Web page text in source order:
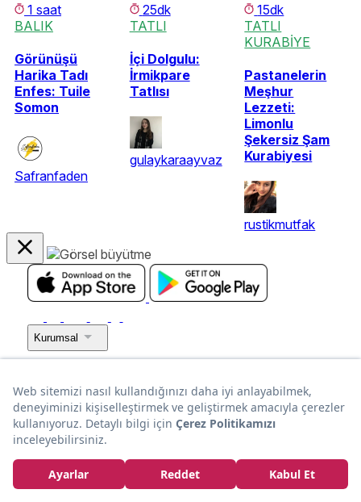
1 saat
BALIK
Görünüşü
Harika Tadı
Enfes: Tuile
Somon
Safranfaden
25dk
TATLI
İçi Dolgulu:
İrmikpare
Tatlısı
gulaykaraayvaz
15dk
TATLI
KURABİYE
Pastanelerin
Meşhur
Lezzeti:
Limonlu
Şekersiz Şam
Kurabiyesi
rustikmutfak
Kurumsal
Popüler Yaz Tarifleri
Popüler Tarif Kategorileri